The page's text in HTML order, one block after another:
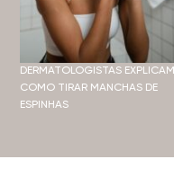
DERMATOLOGISTAS EXPLICAM
COMO TIRAR MANCHAS DE
ESPINHAS